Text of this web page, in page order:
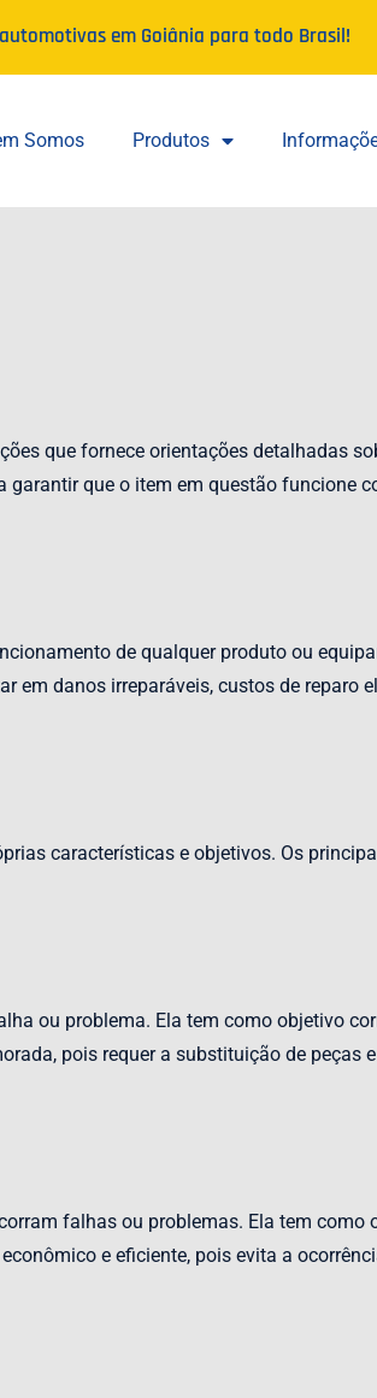
em Goiânia para todo Brasil!
Somos Produtos
que fornece orientações detalhadas
que o item em questão funcione
de qualquer produto ou
danos irreparáveis, custos de reparo
características e objetivos. Os
ou problema. Ela tem como objetivo
pois requer a substituição de peças
falhas ou problemas. Ela tem
e eficiente, pois evita a